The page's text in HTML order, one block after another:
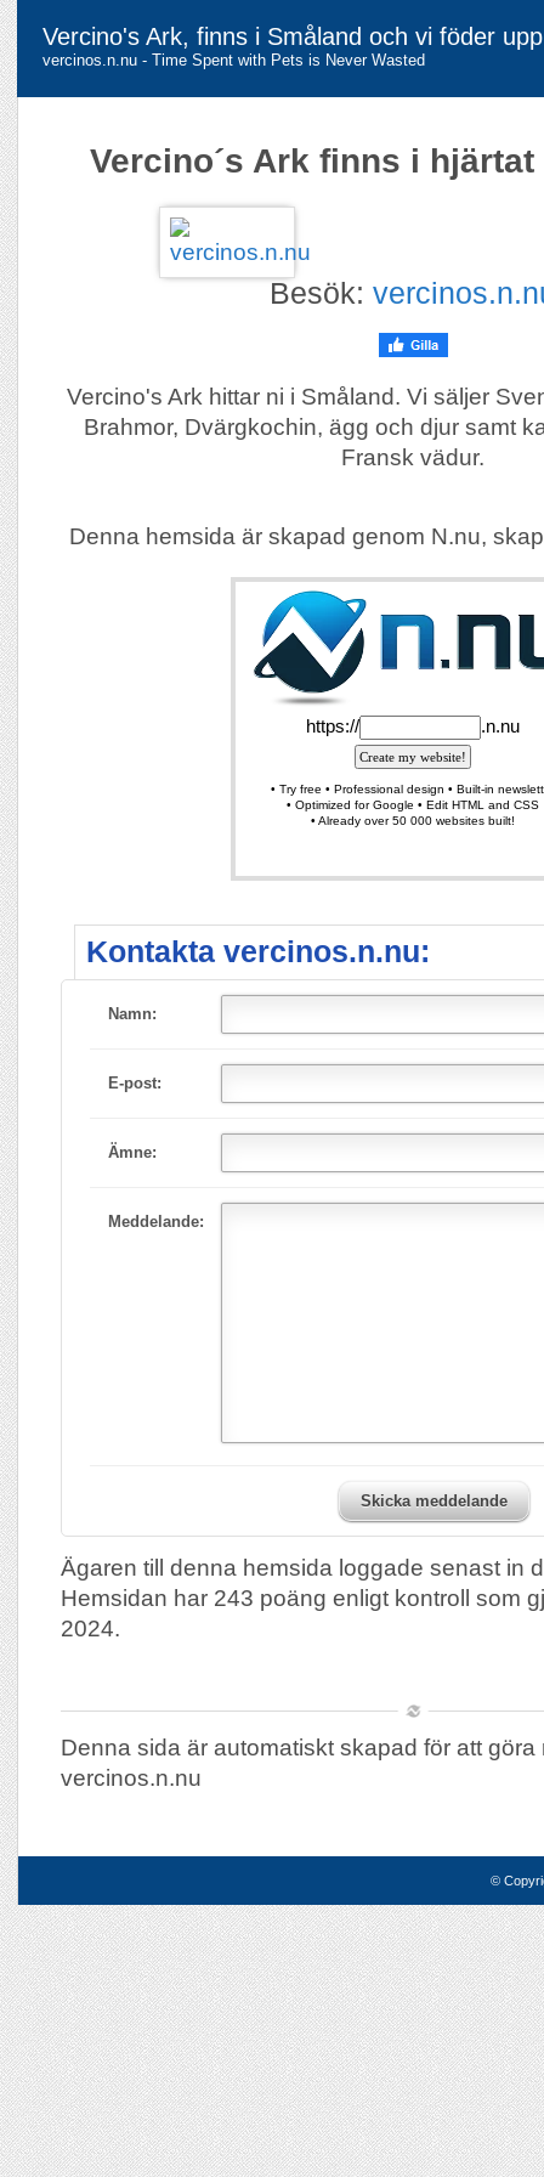
Vercino's Ark, finns i Småland och vi föder
vercinos.n.nu - Time Spent with Pets is Never Wasted
Vercino´s Ark finns i
Besök:
Vercino's Ark hittar ni i Småland. Vi säljer
Brahmor, Dvärgkochin, ägg och djur samt
Fransk vädur.
Denna hemsida är skapad genom N.nu,
Kontakta vercinos.n.nu:
Namn:
E-post:
Ämne:
Meddelande:
Skicka meddelande
Ägaren till denna hemsida loggade senast in
Hemsidan har 243 poäng enligt kontroll som
2024.
Denna sida är automatiskt skapad för att göra
vercinos.n.nu
©